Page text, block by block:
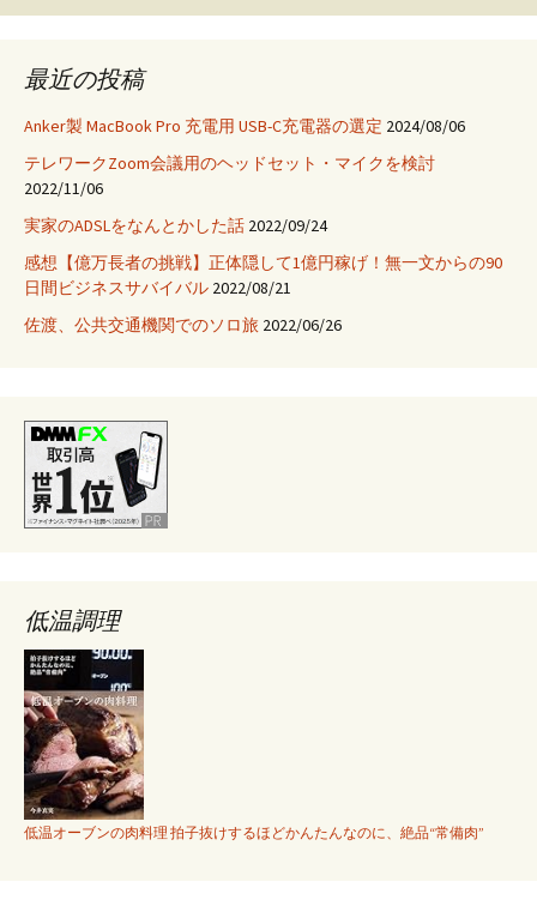
ダ
純
正
格
安
品
比
稿
ナ
ビ
ゲ
ー
ョ
ン
最近の投稿
Anker製 MacBook Pro 充電用 USB-C充電器の選定 2024/08/06
テレワークZoom会議用のヘッドセット・マイクを検討
2022/11/06
実家のADSLをなんとかした話 2022/09/24
感想【億万長者の挑戦】正体隠して1億円稼げ！無一文からの90
日間ビジネスサバイバル 2022/08/21
佐渡、公共交通機関でのソロ旅 2022/06/26
低温調理
低温オーブンの肉料理 拍子抜けするほどかんたんなのに、絶品“常備肉”